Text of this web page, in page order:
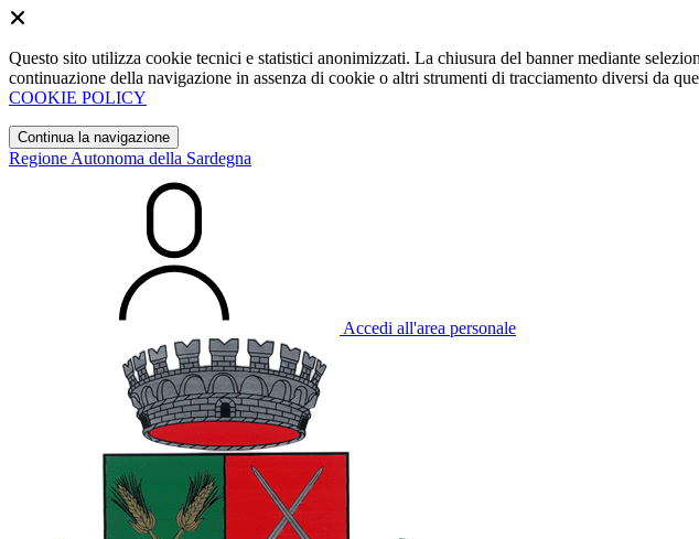
Questo sito utilizza cookie tecnici e statistici anonimizzati. La chiusura del banner mediante
continuazione della navigazione in assenza di cookie o altri strumenti di tracciamento diversi da
COOKIE POLICY
Continua la navigazione
Regione Autonoma della Sardegna
Accedi all'area personale